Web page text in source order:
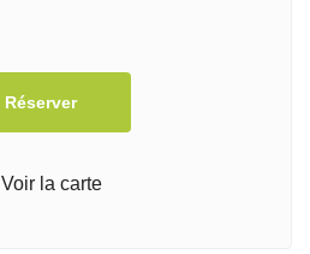
Voir la carte